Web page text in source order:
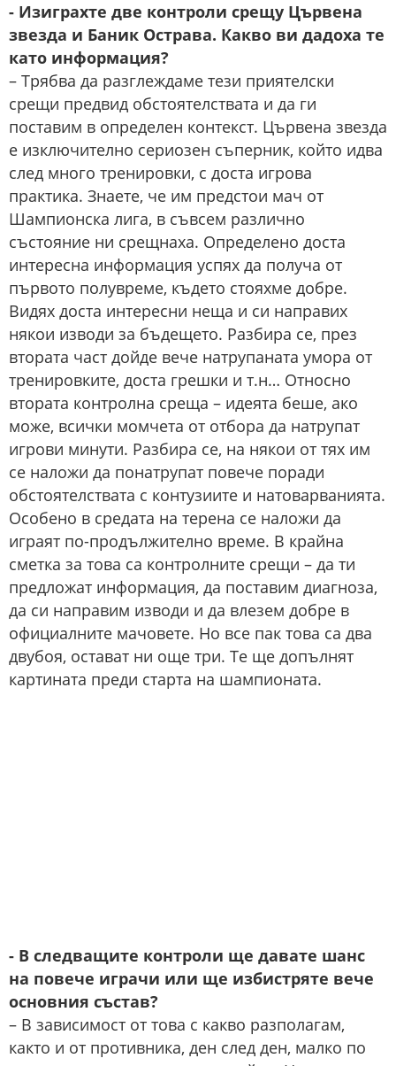
- Изиграхте две контроли срещу Цървена
звезда и Баник Острава. Какво ви дадоха те
като информация?
– Трябва да разглеждаме тези приятелски
срещи предвид обстоятелствата и да ги
поставим в определен контекст. Цървена звезда
е изключително сериозен съперник, който идва
след много тренировки, с доста игрова
практика. Знаете, че им предстои мач от
Шампионска лига, в съвсем различно
състояние ни срещнаха. Определено доста
интересна информация успях да получа от
първото полувреме, където стояхме добре.
Видях доста интересни неща и си направих
някои изводи за бъдещето. Разбира се, през
втората част дойде вече натрупаната умора от
тренировките, доста грешки и т.н… Относно
втората контролна среща – идеята беше, ако
може, всички момчета от отбора да натрупат
игрови минути. Разбира се, на някои от тях им
се наложи да понатрупат повече поради
обстоятелствата с контузиите и натоварванията.
Особено в средата на терена се наложи да
играят по-продължително време. В крайна
сметка за това са контролните срещи – да ти
предложат информация, да поставим диагноза,
да си направим изводи и да влезем добре в
официалните мачовете. Но все пак това са два
двубоя, остават ни още три. Те ще допълнят
картината преди старта на шампионата.
- В следващите контроли ще давате шанс
на повече играчи или ще избистряте вече
основния състав?
– В зависимост от това с какво разполагам,
както и от противника, ден след ден, малко по